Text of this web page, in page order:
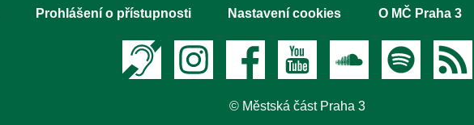
Prohlášení o přístupnosti Nastavení cookies O MČ Praha 3
Textový hovor s přepisem
InstagramFacebookYoutube SoundcloudSpotify RSS
© Městská část Praha 3